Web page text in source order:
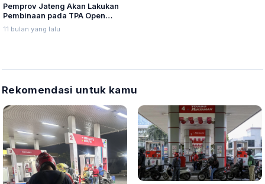
Pemprov Jateng Akan Lakukan
Pembinaan pada TPA Open
Dumping di 18 Kabupaten/Kota
11 bulan yang lalu
Rekomendasi untuk kamu